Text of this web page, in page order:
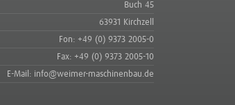
Buch 45
63931 Kirchzell
Fon: +49 (0) 9373 2005-0
Fax: +49 (0) 9373 2005-10
E-Mail: info@weimer-maschinenbau.de